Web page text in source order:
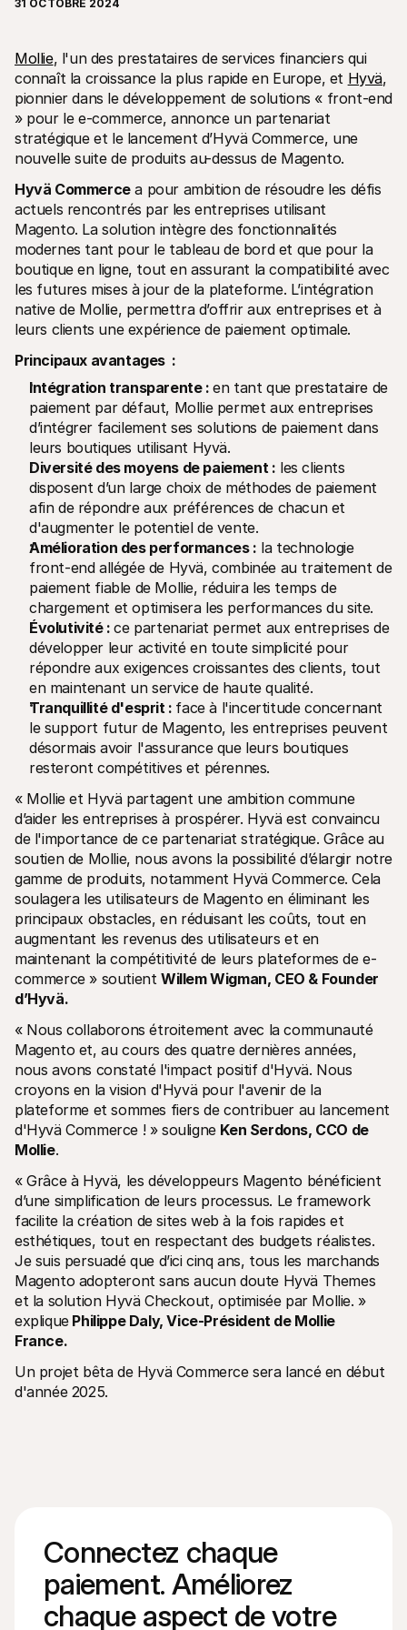
Ressources techniques
Portail développeurs
Découvrez les ressources de développement et les mises à
jour
Bibliothèques
Intégrez Mollie avec des packages prêts à l'emploi
Communauté Discord
Rejoignez notre communauté de développeurs
À propos de Mollie
Tarifs
Consultez nos tarifs
À propos
Notre histoire et nos valeurs
Actualités
Lire les dernières actualités de
Mollie
Nous rejoindre
Rejoignez notre équipe - nous
recrutons !
Contact
Pour les consommateurs
Découvrez pourquoi Mollie figure sur votre relevé bancaire
Pour les clients Mollie
Contactez notre équipe support
Pour obtenir un devis
Découvrez comment nous pouvons aider votre entreprise
31 OCTOBRE 2024
Mollie, l'un des prestataires de services financiers qui
connaît la croissance la plus rapide en Europe, et Hyvä,
pionnier dans le développement de solutions « front-end
» pour le e-commerce, annonce un partenariat
stratégique et le lancement d’Hyvä Commerce, une
nouvelle suite de produits au-dessus de Magento.
Hyvä Commerce a pour ambition de résoudre les défis
actuels rencontrés par les entreprises utilisant
Magento. La solution intègre des fonctionnalités
modernes tant pour le tableau de bord et que pour la
boutique en ligne, tout en assurant la compatibilité avec
les futures mises à jour de la plateforme. L’intégration
native de Mollie, permettra d’offrir aux entreprises et à
leurs clients une expérience de paiement optimale.
Principaux avantages  :
Intégration transparente : en tant que prestataire de
paiement par défaut, Mollie permet aux entreprises
d’intégrer facilement ses solutions de paiement dans
leurs boutiques utilisant Hyvä.
Diversité des moyens de paiement : les clients
disposent d’un large choix de méthodes de paiement
afin de répondre aux préférences de chacun et
d'augmenter le potentiel de vente.
Amélioration des performances : la technologie
front-end allégée de Hyvä, combinée au traitement de
paiement fiable de Mollie, réduira les temps de
chargement et optimisera les performances du site.
Évolutivité : ce partenariat permet aux entreprises de
développer leur activité en toute simplicité pour
répondre aux exigences croissantes des clients, tout
en maintenant un service de haute qualité.
Tranquillité d'esprit : face à l'incertitude concernant
le support futur de Magento, les entreprises peuvent
désormais avoir l'assurance que leurs boutiques
resteront compétitives et pérennes.
« Mollie et Hyvä partagent une ambition commune
d’aider les entreprises à prospérer. Hyvä est convaincu
de l'importance de ce partenariat stratégique. Grâce au
soutien de Mollie, nous avons la possibilité d’élargir notre
gamme de produits, notamment Hyvä Commerce. Cela
soulagera les utilisateurs de Magento en éliminant les
principaux obstacles, en réduisant les coûts, tout en
augmentant les revenus des utilisateurs et en
maintenant la compétitivité de leurs plateformes de e-
commerce » soutient Willem Wigman, CEO & Founder
d’Hyvä.
« Nous collaborons étroitement avec la communauté
Magento et, au cours des quatre dernières années,
nous avons constaté l'impact positif d'Hyvä. Nous
croyons en la vision d'Hyvä pour l'avenir de la
plateforme et sommes fiers de contribuer au lancement
d'Hyvä Commerce ! » souligne Ken Serdons, CCO de
Mollie.
« Grâce à Hyvä, les développeurs Magento bénéficient
d’une simplification de leurs processus. Le framework
facilite la création de sites web à la fois rapides et
esthétiques, tout en respectant des budgets réalistes.
Je suis persuadé que d’ici cinq ans, tous les marchands
Magento adopteront sans aucun doute Hyvä Themes
et la solution Hyvä Checkout, optimisée par Mollie. »
explique Philippe Daly, Vice-Président de Mollie
France.
Un projet bêta de Hyvä Commerce sera lancé en début
d'année 2025.
Connectez chaque
paiement. Améliorez
chaque aspect de votre